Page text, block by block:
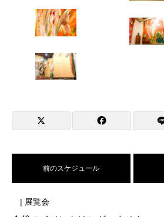
前のスケジュール
| 展覧会